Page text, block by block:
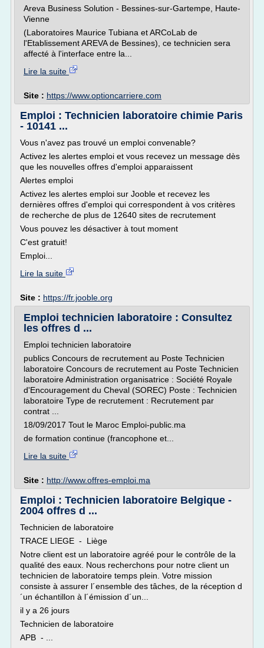
Areva Business Solution - Bessines-sur-Gartempe, Haute-
Vienne
(Laboratoires Maurice Tubiana et ARCoLab de
l'Etablissement AREVA de Bessines), ce technicien sera
affecté à l'interface entre la...
Lire la suite
Site : https://www.optioncarriere.com
Emploi : Technicien laboratoire chimie Paris
- 10141 ...
Vous n'avez pas trouvé un emploi convenable?
Activez les alertes emploi et vous recevez un message dès
que les nouvelles offres d'emploi apparaissent
Alertes emploi
Activez les alertes emploi sur Jooble et recevez les
dernières offres d'emploi qui correspondent à vos critères
de recherche de plus de 12640 sites de recrutement
Vous pouvez les désactiver à tout moment
C'est gratuit!
Emploi...
Lire la suite
Site : https://fr.jooble.org
Emploi technicien laboratoire : Consultez
les offres d ...
Emploi technicien laboratoire
publics Concours de recrutement au Poste Technicien
laboratoire Concours de recrutement au Poste Technicien
laboratoire Administration organisatrice : Société Royale
d'Encouragement du Cheval (SOREC) Poste : Technicien
laboratoire Type de recrutement : Recrutement par
contrat ...
18/09/2017 Tout le Maroc Emploi-public.ma
de formation continue (francophone et...
Lire la suite
Site : http://www.offres-emploi.ma
Emploi : Technicien laboratoire Belgique -
2004 offres d ...
Technicien de laboratoire
TRACE LIEGE - Liège
Notre client est un laboratoire agréé pour le contrôle de la
qualité des eaux. Nous recherchons pour notre client un
technicien de laboratoire temps plein. Votre mission
consiste à assurer l´ensemble des tâches, de la réception d
´un échantillon à l´émission d´un...
il y a 26 jours
Technicien de laboratoire
APB - ...